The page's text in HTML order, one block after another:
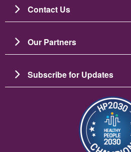
Contact Us
Our Partners
Subscribe for Updates
画像